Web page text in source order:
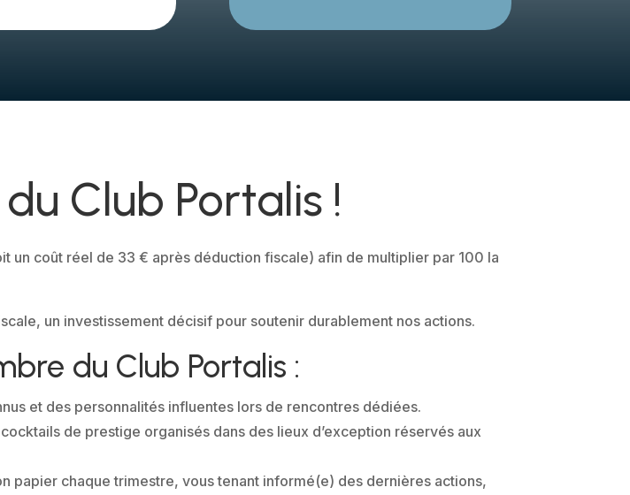
Club Portalis !
un coût réel de 33 € après déduction fiscale) afin de multiplier par 100 la
un investissement décisif pour soutenir durablement nos actions.
du Club Portalis :
et des personnalités influentes lors de rencontres dédiées.
de prestige organisés dans des lieux d’exception réservés aux
papier chaque trimestre, vous tenant informé(e) des dernières actions,